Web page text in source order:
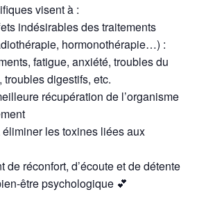
visent à :
indésirables des traitements
hormonothérapie…) :
fatigue, anxiété, troubles du
digestifs, etc.
récupération de l’organisme
les toxines liées aux
de réconfort, d’écoute et de détente
être psychologique 💕